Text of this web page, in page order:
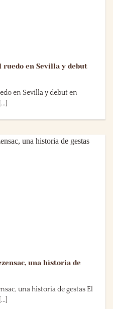
ruedo en Sevilla y debut
en Sevilla y debut en
una historia de
una historia de gestas El